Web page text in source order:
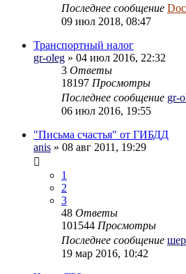
Последнее сообщение
09 июл 2018, 08:47
Транспортный налог
gr-oleg » 04 июл 2016, 22:32
3 Ответы
18197 Просмотры
Последнее сообщение gr-
06 июл 2016, 19:55
"Письма счастья" от ГИБДД
anis » 08 авг 2011, 19:29
1
2
3
48 Ответы
101544 Просмотры
Последнее сообщение
19 мар 2016, 10:42